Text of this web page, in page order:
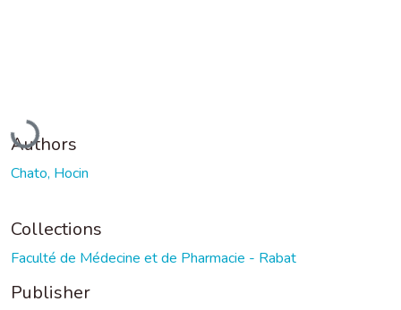
Loading...
Authors
Chato, Hocin
Collections
Faculté de Médecine et de Pharmacie - Rabat
Publisher